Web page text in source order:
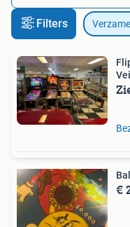
Filters
€